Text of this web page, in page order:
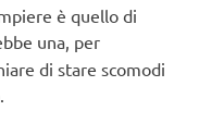
è quello di
una, per
di stare scomodi